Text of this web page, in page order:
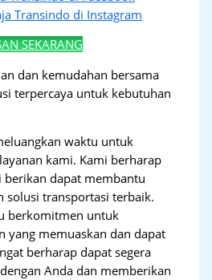
Transindo di Instagram
SEKARANG
dan kemudahan bersama
terpercaya untuk kebutuhan
waktu untuk
kami. Kami berharap
dapat membantu
solusi transportasi terbaik.
berkomitmen untuk
yang memuaskan dan dapat
berharap dapat segera
Anda dan memberikan